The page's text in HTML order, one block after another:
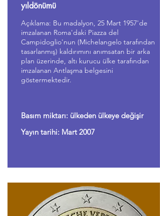
yıldönümü
Açıklama: Bu madalyon, 25 Mart 1957'de
imzalanan Roma'daki Piazza del
Campidoglio'nun (Michelangelo tarafından
tasarlanmış) kaldırımını anımsatan bir arka
plan üzerinde, altı kurucu ülke tarafından
imzalanan Antlaşma belgesini
göstermektedir.
Basım miktarı: ülkeden ülkeye değişir
Yayın tarihi: Mart 2007